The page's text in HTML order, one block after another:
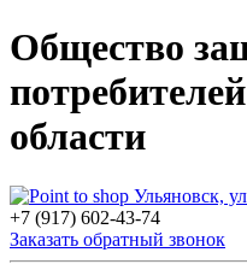
Общество
области
Ульяновск,
+7 (917) 602-43-74
Заказать обратный звонок